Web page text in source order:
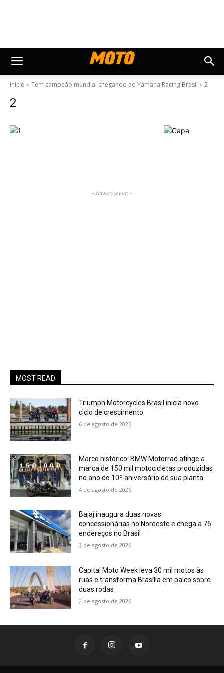
Início Tem campeão mundial chegando ao Yamaha Racing Brasil 2
2
- Advertisment -
MOST READ
Triumph Motorcycles Brasil inicia novo
ciclo de crescimento
6 de agosto de 2026
Marco histórico: BMW Motorrad atinge a
marca de 150 mil motocicletas produzidas
no ano do 10º aniversário de sua planta
4 de agosto de 2026
Bajaj inaugura duas novas
concessionárias no Nordeste e chega a 76
endereços no Brasil
3 de agosto de 2026
Capital Moto Week leva 30 mil motos às
ruas e transforma Brasília em palco sobre
duas rodas
2 de agosto de 2026